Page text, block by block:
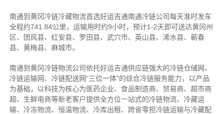
南通到黄冈冷链冷藏物流首选好运吉通南通冷链公司每天准时发车
全程约741.84公里，运输用时约9小时，预计1-2天即可送达黄冈州
区、团风县、红安县、罗田县、武穴市、英山县、浠水县、蕲春
县、黄梅县、麻城市。
南通到黄冈冷链物流公司依托好运吉通供应链强大的冷链仓储网、
冷链运输网、冷链配送网“三位一体”的综合冷链服务能力，以产品
为基础，以科技为核心为医药企业、食品制造商、贸易商、超市商
超、生鲜电商等新老客户提供全方位一站式的冷链物流、冷藏运
输、冷冻物流、恒温物流、冷库出租、跨省零担冷链运输与冷藏配